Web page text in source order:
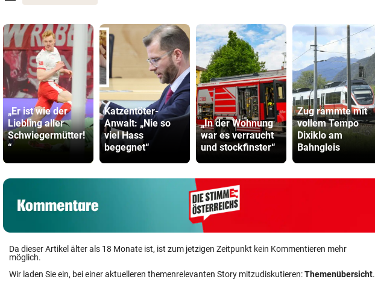
„Er ist wie der
Liebling aller
Schwiegermütter!
“
Katzentöter-
Anwalt: „Nie so
viel Hass
begegnet“
„In der Wohnung
war es verraucht
und stockfinster“
Zug rammte mit
vollem Tempo
Dixiklo am
Bahngleis
Da dieser Artikel älter als 18 Monate ist, ist zum jetzigen Zeitpunkt kein Kommentieren mehr
möglich.
Wir laden Sie ein, bei einer aktuelleren themenrelevanten Story mitzudiskutieren:Themenübersicht.